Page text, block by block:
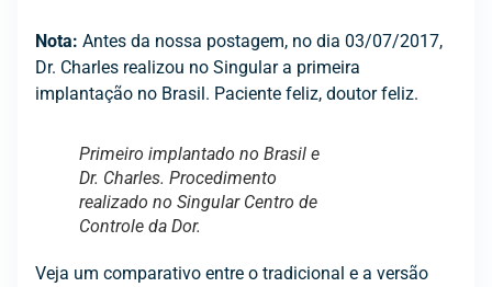
Nota: Antes da nossa postagem, no dia 03/07/2017,
Dr. Charles realizou no Singular a primeira
implantação no Brasil. Paciente feliz, doutor feliz.
Primeiro implantado no Brasil e
Dr. Charles. Procedimento
realizado no Singular Centro de
Controle da Dor.
Veja um comparativo entre o tradicional e a versão